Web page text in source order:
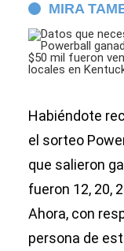
MIRA
Habiéndote
el sorteo
que salieron
fueron 12, 20,
Ahora, con
persona de